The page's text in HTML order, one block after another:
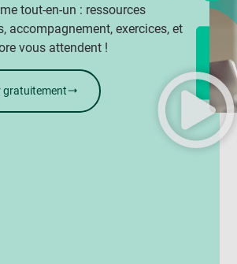
tout-en-un : ressources
accompagnement, exercices, et
vous attendent !
gratuitement